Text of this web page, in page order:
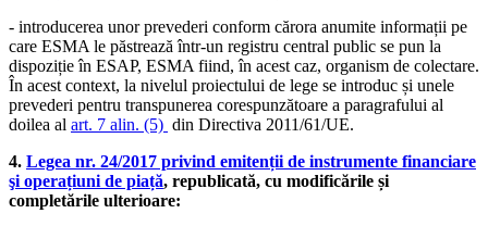
- introducerea unor prevederi conform cărora anumite informații pe
care ESMA le păstrează într-un registru central public se pun la
dispoziție în ESAP, ESMA fiind, în acest caz, organism de colectare.
În acest context, la nivelul proiectului de lege se introduc și unele
prevederi pentru transpunerea corespunzătoare a paragrafului al
doilea al art. 7 alin. (5) din Directiva 2011/61/UE.
4. Legea nr. 24/2017 privind emitenții de instrumente financiare
şi operațiuni de piață, republicată, cu modificările și
completările ulterioare: